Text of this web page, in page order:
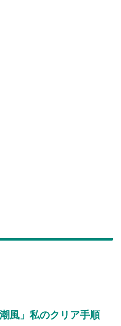
風」私のクリア手順